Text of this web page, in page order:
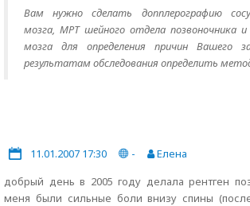
Вам нужно сделать допплерографию
мозга, МРТ шейного отдела позвоночника
мозга для определения причин Вашего
результатам обследования определить
11.01.2007 17:30 -
Елена
добрый день в 2005 году делала рентген
меня были сильные боли внизу спины